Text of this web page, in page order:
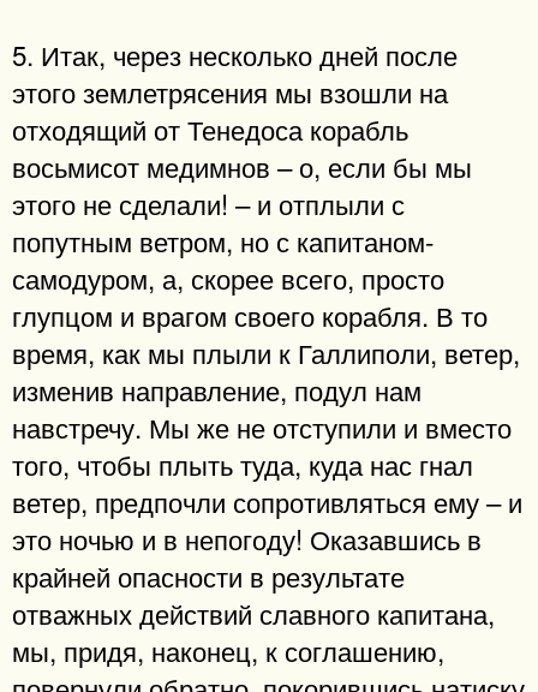
5. Итак, через несколько дней после
этого землетрясения мы взошли на
отходящий от Тенедоса корабль
восьмисот медимнов – о, если бы мы
этого не сделали! – и отплыли с
попутным ветром, но с капитаном-
самодуром, а, скорее всего, просто
глупцом и врагом своего корабля. В то
время, как мы плыли к Галлиполи, ветер,
изменив направление, подул нам
навстречу. Мы же не отступили и вместо
того, чтобы плыть туда, куда нас гнал
ветер, предпочли сопротивляться ему – и
это ночью и в непогоду! Оказавшись в
крайней опасности в результате
отважных действий славного капитана,
мы, придя, наконец, к соглашению,